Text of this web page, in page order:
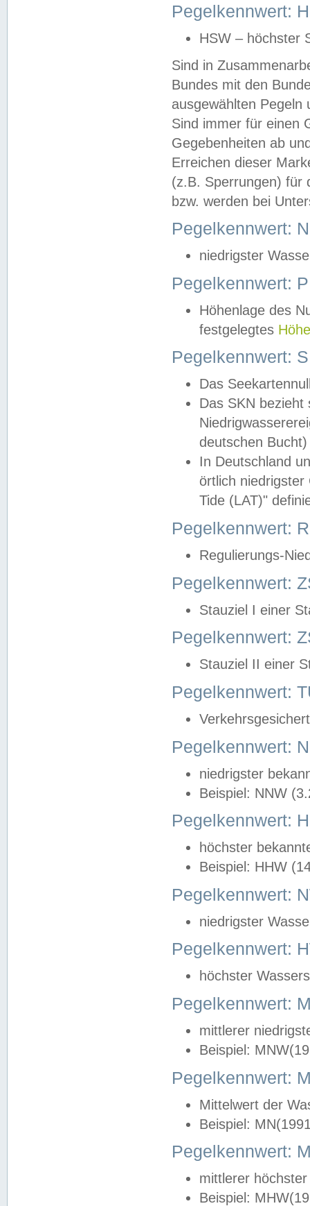
Pegelkennwert:
HSW – höchster
Sind in
Bundes mit den
ausgewählten
Sind immer für einen
Gegebenheiten ab
Erreichen dieser
(z.B. Sperrungen) für
bzw. werden bei
Pegelkennwert:
niedrigster
Pegelkennwert:
Höhenlage des
festgelegtes
Pegelkennwert:
Das
Das SKN
deutschen
In Deutschland
örtlich
Tide (LAT)"
Pegelkennwert:
Regulierungs-
Pegelkennwert:
Stauziel I einer
Pegelkennwert:
Stauziel II einer
Pegelkennwert:
Pegelkennwert:
niedrigster
Beispiel: NNW
Pegelkennwert:
höchster
Beispiel: HHW
Pegelkennwert:
niedrigster
Pegelkennwert:
höchster
Pegelkennwert:
mittlerer
Beispiel:
Pegelkennwert:
Mittelwert der
Beispiel:
Pegelkennwert:
mittlerer
Beispiel: